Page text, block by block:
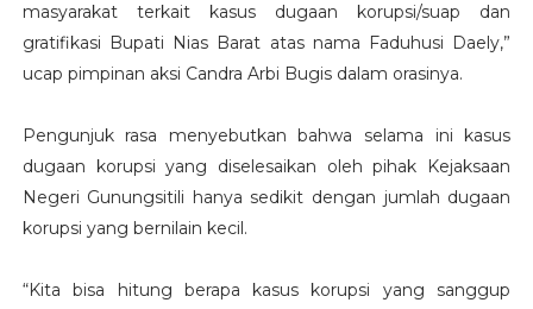
masyarakat terkait kasus dugaan korupsi/suap dan
gratifikasi Bupati Nias Barat atas nama Faduhusi Daely,”
ucap pimpinan aksi Candra Arbi Bugis dalam orasinya.
Pengunjuk rasa menyebutkan bahwa selama ini kasus
dugaan korupsi yang diselesaikan oleh pihak Kejaksaan
Negeri Gunungsitili hanya sedikit dengan jumlah dugaan
korupsi yang bernilain kecil.
“Kita bisa hitung berapa kasus korupsi yang sanggup